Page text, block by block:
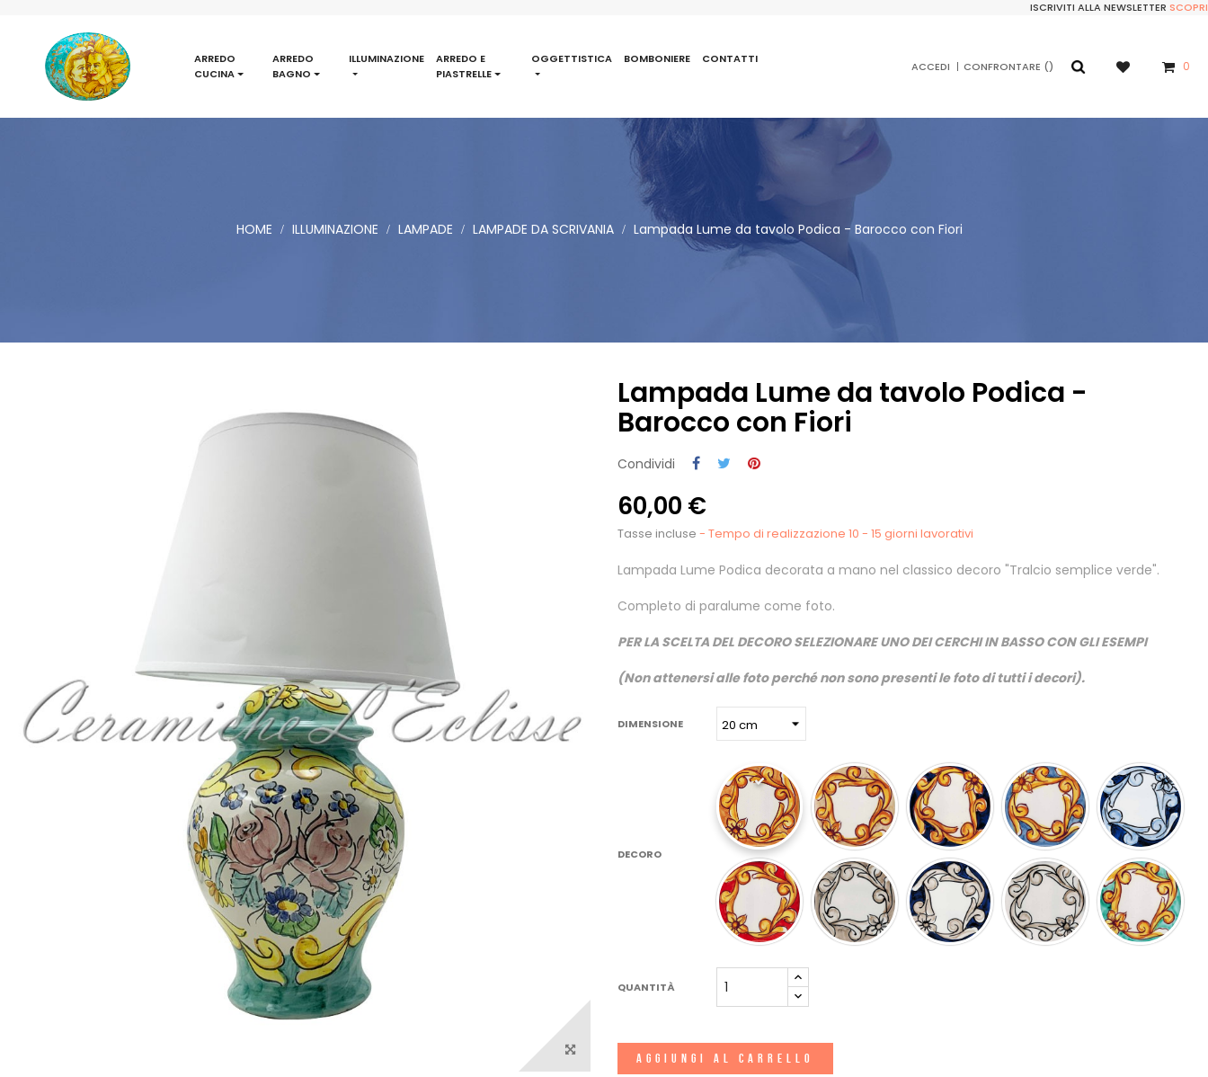
ISCRIVITI ALLA NEWSLETTER SCOPRI
ARREDO
CUCINA
ARREDO
BAGNO
ILLUMINAZIONE
ARREDO E
PIASTRELLE
OGGETTISTICA BOMBONIERE CONTATTI
ACCEDI CONFRONTARE 0
HOME ILLUMINAZIONE LAMPADE LAMPADE DA SCRIVANIA Lampada Lume da tavolo Podica - Barocco con Fiori
Lampada Lume da tavolo Podica -
Barocco con Fiori
Condividi
60,00 €
Tasse incluse - Tempo di realizzazione 10 - 15 giorni lavorativi
Lampada Lume Podica decorata a mano nel classico decoro "Tralcio semplice verde".
Completo di paralume come foto.
PER LA SCELTA DEL DECORO SELEZIONARE UNO DEI CERCHI IN BASSO CON GLI ESEMPI
(Non attenersi alle foto perché non sono presenti le foto di tutti i decori).
DIMENSIONE
DECORO
QUANTITÀ
AGGIUNGI AL CARRELLO